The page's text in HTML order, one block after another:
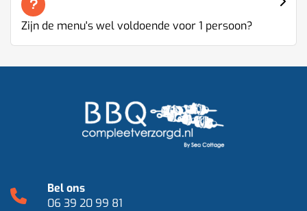
Zijn de menu's wel voldoende voor 1 persoon?
Bel ons
06 39 20 99 81